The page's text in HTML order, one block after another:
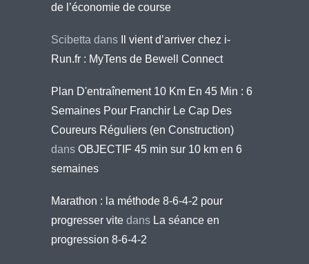
de l’économie de course
Scibetta dans
Il vient d’arriver chez i-
Run.fr : MyTens de Bewell Connect
Plan D'entraînement 10 Km En 45 Min : 6
Semaines Pour Franchir Le Cap Des
Coureurs Réguliers (en Construction)
dans OBJECTIF 45 min sur 10 km en 6
semaines
Marathon : la méthode 8-6-4-2 pour
progresser vite dans La séance en
progression 8-6-4-2